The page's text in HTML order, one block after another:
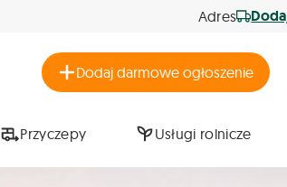
Adres
Dodaj darmowe ogłoszenie
Przyczepy Usługi rolnicze